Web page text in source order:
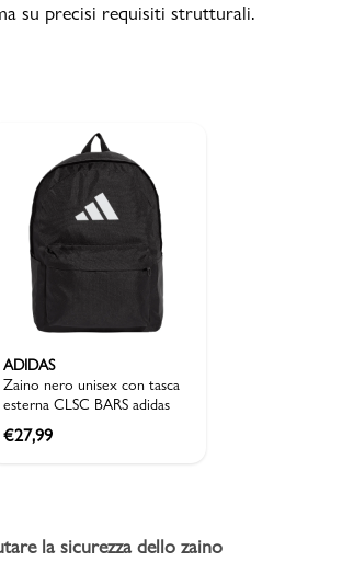
su precisi requisiti strutturali.
ADIDAS
Zaino nero unisex con tasca
esterna CLSC BARS adidas
€27,99
la sicurezza dello zaino